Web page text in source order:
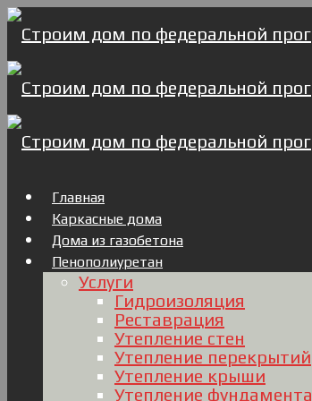
Главная
Каркасные дома
Дома из газобетона
Пенополиуретан
Услуги
Гидроизоляция
Реставрация
Утепление стен
Утепление перекрытий
Утепление крыши
Утепление фундамента